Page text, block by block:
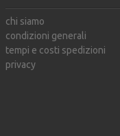
chi siamo
condizioni generali
tempi e costi spedizioni
privacy